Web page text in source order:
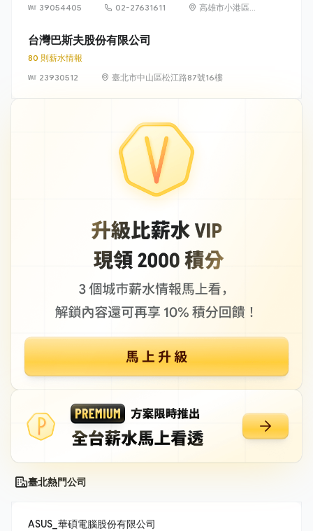
39054405
02-27631611
高雄市小港區中
台灣巴斯夫股份有限公司
80 則薪水情報
23930512
臺北市中山區松江路87號16樓
臺北熱門公司
ASUS_華碩電腦股份有限公司